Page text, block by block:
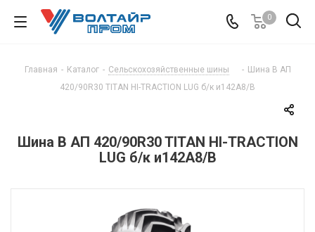
0
Главная - Каталог - Сельскохозяйственные шины - Шина В АП
420/90R30 TITAN HI-TRACTION LUG б/к и142А8/B
Шина В АП 420/90R30 TITAN HI-TRACTION
LUG б/к и142А8/B